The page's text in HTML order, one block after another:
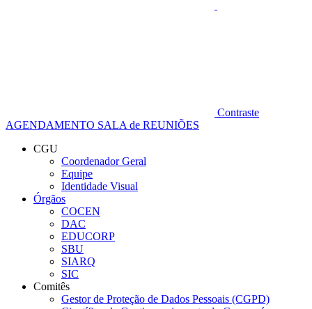
Contraste
AGENDAMENTO SALA de REUNIÕES
CGU
Coordenador Geral
Equipe
Identidade Visual
Órgãos
COCEN
DAC
EDUCORP
SBU
SIARQ
SIC
Comitês
Gestor de Proteção de Dados Pessoais (CGPD)